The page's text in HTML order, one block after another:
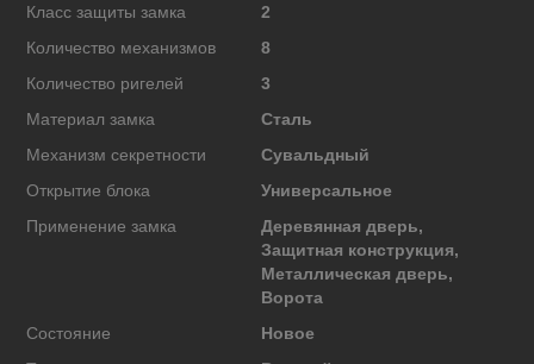
Класс защиты замка
2
Количество механизмов
8
Количество ригелей
3
Материал замка
Сталь
Механизм секретности
Сувальдный
Открытие блока
Универсальное
Применение замка
Деревянная дверь,
Защитная конструкция,
Металлическая дверь,
Ворота
Состояние
Новое